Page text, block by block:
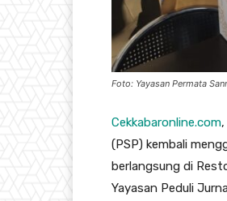
Foto: Yayasan Permata
Cekkabaronline.com
(PSP) kembali
berlangsung di
Yayasan Peduli